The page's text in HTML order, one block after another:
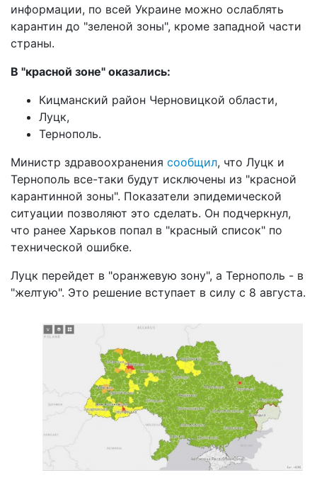
информации, по всей Украине можно ослаблять
карантин до "зеленой зоны", кроме западной части
страны.
В "красной зоне" оказались:
Кицманский район Черновицкой области,
Луцк,
Тернополь.
Министр здравоохранения сообщил, что Луцк и
Тернополь все-таки будут исключены из "красной
карантинной зоны". Показатели эпидемической
ситуации позволяют это сделать. Он подчеркнул,
что ранее Харьков попал в "красный список" по
технической ошибке.
Луцк перейдет в "оранжевую зону", а Тернополь - в
"желтую". Это решение вступает в силу с 8 августа.